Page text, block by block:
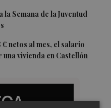
Semana de la Juventud
netos al mes, el salario
vivienda en Castellón